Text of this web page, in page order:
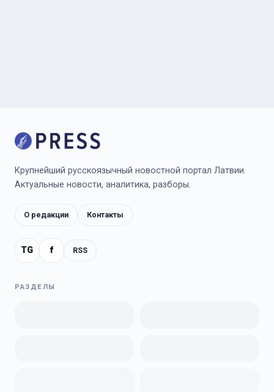
Крупнейший русскоязычный новостной портал Латвии.
Актуальные новости, аналитика, разборы.
О редакции Контакты
TG f RSS
РАЗДЕЛЫ